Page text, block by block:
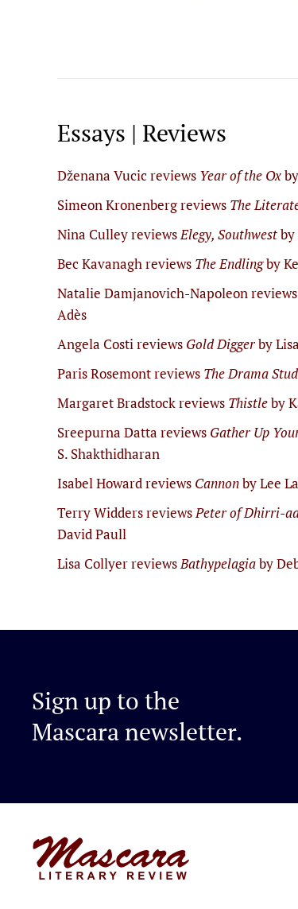
Essays | Reviews
Dženana Vucic reviews Year of the Ox
Simeon Kronenberg reviews The
Nina Culley reviewsElegy, Southwestby
Bec Kavanagh reviews The Endlingby
Natalie Damjanovich-Napoleon
Adès
Angela Costi reviews Gold Diggerby
Paris Rosemont reviews The Drama
Margaret Bradstock reviews Thistleby
Sreepurna Datta reviews Gather Up
S. Shakthidharan
Isabel Howard reviews Cannonby Lee
Terry Widders reviewsPeter of Dhirri-
David Paull
Lisa Collyer reviewsBathypelagiaby
Sign up to the
Mascara newsletter.